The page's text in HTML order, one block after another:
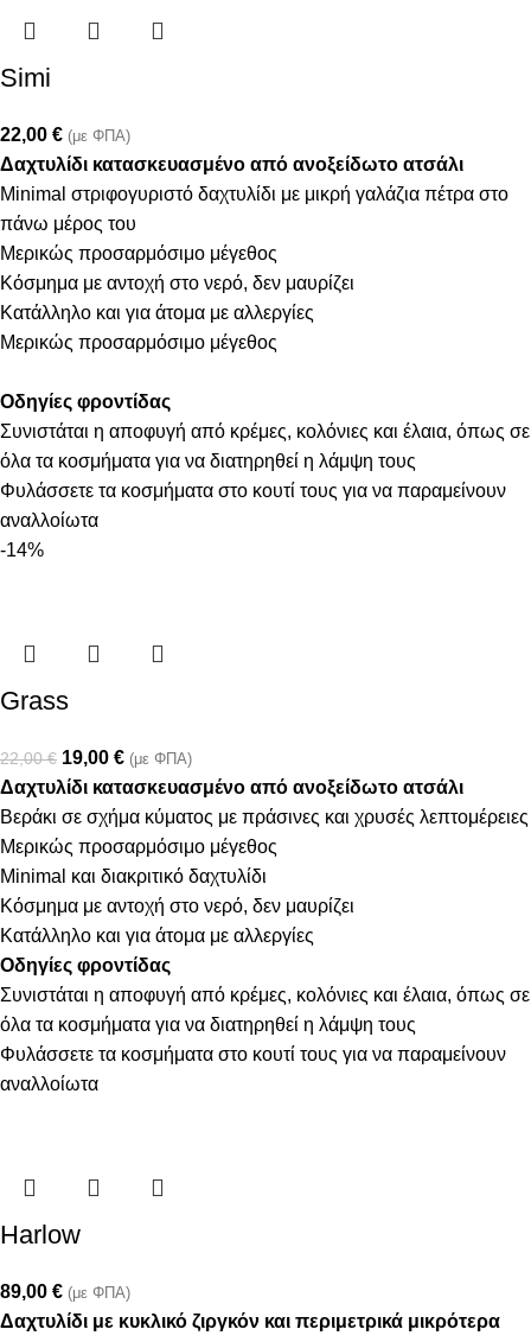
Simi
22,00 € (με ΦΠΑ)
Δαχτυλίδι κατασκευασμένο από ανοξείδωτο ατσάλι
Minimal στριφογυριστό δαχτυλίδι με μικρή γαλάζια πέτρα στο
πάνω μέρος του
Μερικώς προσαρμόσιμο μέγεθος
Κόσμημα με αντοχή στο νερό, δεν μαυρίζει
Κατάλληλο και για άτομα με αλλεργίες
Μερικώς προσαρμόσιμο μέγεθος
Οδηγίες φροντίδας
Συνιστάται η αποφυγή από κρέμες, κολόνιες και έλαια, όπως σε
όλα τα κοσμήματα για να διατηρηθεί η λάμψη τους
Φυλάσσετε τα κοσμήματα στο κουτί τους για να παραμείνουν
αναλλοίωτα
-14%
Grass
22,00€ 19,00 € (με ΦΠΑ)
Δαχτυλίδι κατασκευασμένο από ανοξείδωτο ατσάλι
Βεράκι σε σχήμα κύματος με πράσινες και χρυσές λεπτομέρειες
Μερικώς προσαρμόσιμο μέγεθος
Minimal και διακριτικό δαχτυλίδι
Κόσμημα με αντοχή στο νερό, δεν μαυρίζει
Κατάλληλο και για άτομα με αλλεργίες
Οδηγίες φροντίδας
Συνιστάται η αποφυγή από κρέμες, κολόνιες και έλαια, όπως σε
όλα τα κοσμήματα για να διατηρηθεί η λάμψη τους
Φυλάσσετε τα κοσμήματα στο κουτί τους για να παραμείνουν
αναλλοίωτα
Harlow
89,00 € (με ΦΠΑ)
Δαχτυλίδι με κυκλικό ζιργκόν και περιμετρικά μικρότερα